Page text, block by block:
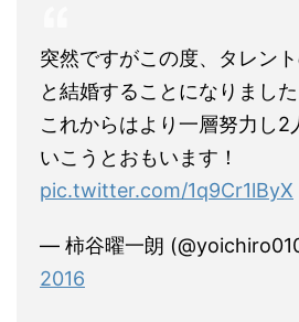
突然ですがこの度、タレン
と結婚することになりました
これからはより一層努力し2
いこうとおもいます！
pic.twitter.com/1q9Cr1lByX
— 柿谷曜一朗
2016